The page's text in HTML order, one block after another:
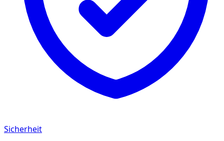
Sicherheit